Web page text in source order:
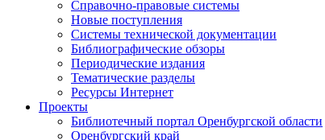
Справочно-правовые системы
Новые поступления
Cистемы технической документации
Библиографические обзоры
Периодические издания
Тематические разделы
Ресурсы Интернет
Проекты
Библиотечный портал Оренбургской области
Оренбургский край